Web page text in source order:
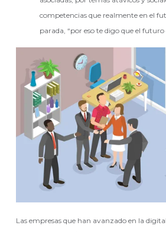
competencias que realmente en el
parada, “por eso te digo que el futuro
Las empresas que han avanzado en la